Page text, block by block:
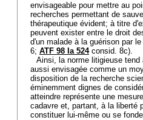
envisageable pour mettre au
recherches permettant de
thérapeutique évident; à titre
peuvent exister entre le droit
d'un malade à la guérison par
6; ATF 98 Ia 524consid. 8c).
Ainsi, la norme litigieuse
aussi envisagée comme un
disposition de la recherche
éminemment dignes de
atteindre représente une
cadavre et, partant, à la liberté
constituer lui-même ou se